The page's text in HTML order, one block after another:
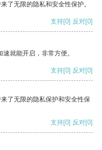
了无限的隐私和安全性保护。
支持[0] 反对[0]
就能开启，非常方便。
支持[0] 反对[0]
了无限的隐私保护和安全性保
支持[0] 反对[0]